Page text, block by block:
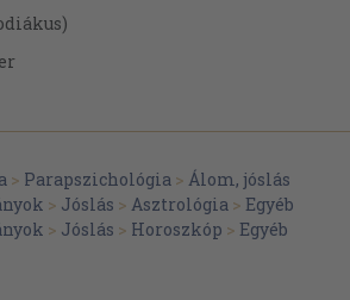
> Parapszichológia > Álom, jóslás
> Jóslás > Asztrológia > Egyéb
> Jóslás > Horoszkóp > Egyéb